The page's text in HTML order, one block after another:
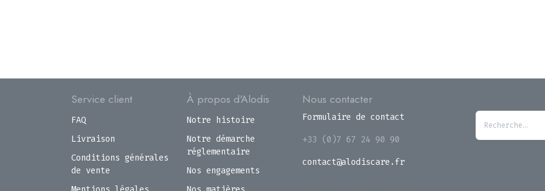
Service client
FAQ
Livraison
Conditions générales
de vente
À propos d'Alodis
Notre histoire
Notre démarche
réglementaire
Nos engagements
Nous contacter
Formulaire de contact
+33 (0)7 67 24 90 90
contact@alodiscare.fr